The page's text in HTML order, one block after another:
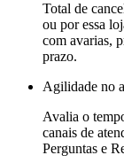
Total de
ou por essa
com avarias,
prazo.
Agilidade no
Avalia o
canais de
Perguntas e